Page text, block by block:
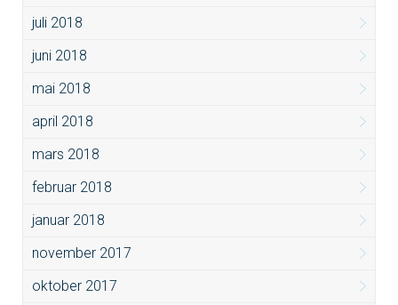
juli 2018
juni 2018
mai 2018
april 2018
mars 2018
februar 2018
januar 2018
november 2017
oktober 2017